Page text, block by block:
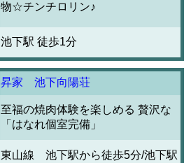
物☆チンチロリン♪
池下駅 徒歩1分
昇家 池下向陽荘
至福の焼肉体験を楽しめる 贅沢な
「はなれ個室完備」
東山線 池下駅から徒歩5分/池下駅